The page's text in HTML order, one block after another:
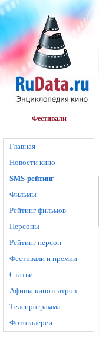
Фестивали
Главная
Новости кино
SMS-рейтинг
Фильмы
Рейтинг фильмов
Персоны
Рейтинг персон
Фестивали и премии
Статьи
Афиша кинотеатров
Телепрограмма
Фотогалереи